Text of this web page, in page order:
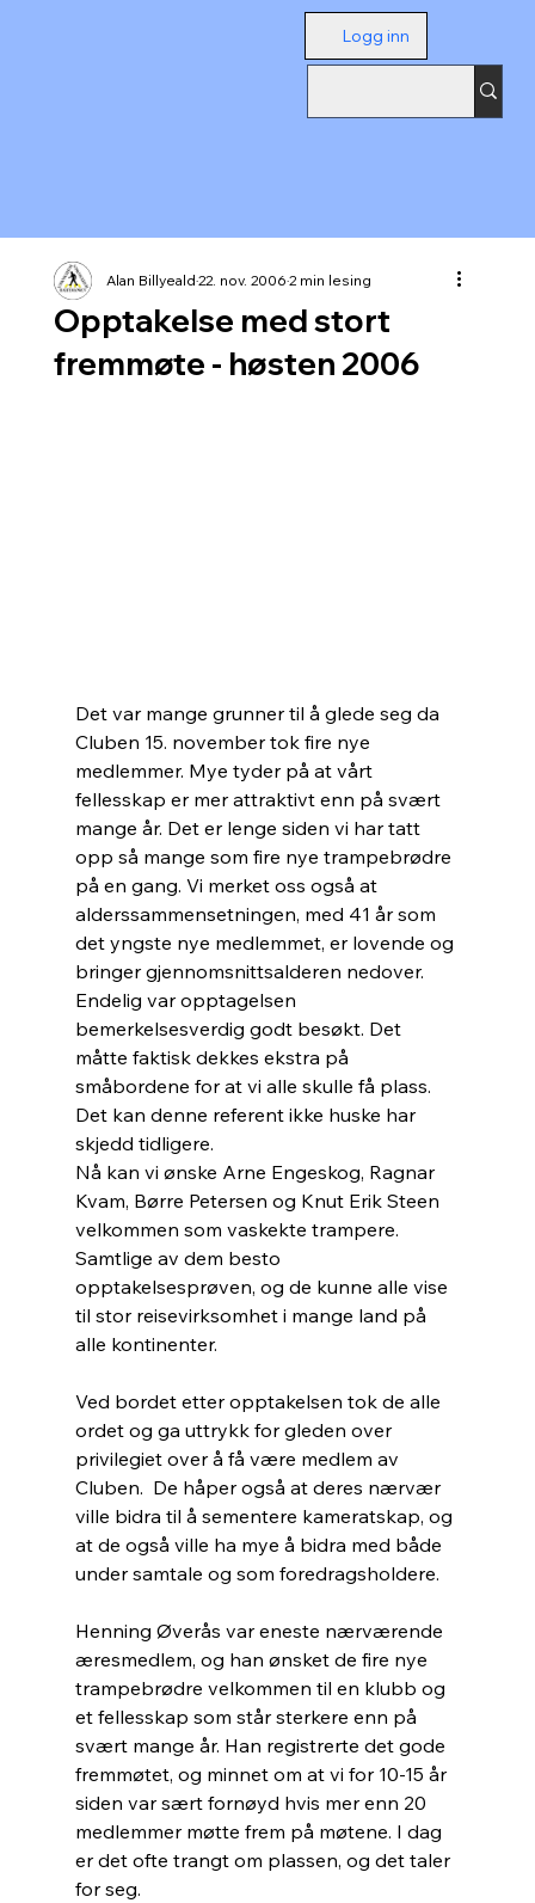
Logg inn
Opptakelse med stort
fremmøte - høsten 2006
Alan Billyeald22. nov. 20062 min lesing
Det var mange grunner til å glede seg da
Cluben 15. november tok fire nye
medlemmer. Mye tyder på at vårt
fellesskap er mer attraktivt enn på svært
mange år. Det er lenge siden vi har tatt
opp så mange som fire nye trampebrødre
på en gang. Vi merket oss også at
alderssammensetningen, med 41 år som
det yngste nye medlemmet, er lovende og
bringer gjennomsnittsalderen nedover.
Endelig var opptagelsen
bemerkelsesverdig godt besøkt. Det
måtte faktisk dekkes ekstra på
småbordene for at vi alle skulle få plass.
Det kan denne referent ikke huske har
skjedd tidligere.
Nå kan vi ønske Arne Engeskog, Ragnar
Kvam, Børre Petersen og Knut Erik Steen
velkommen som vaskekte trampere.
Samtlige av dem besto
opptakelsesprøven, og de kunne alle vise
til stor reisevirksomhet i mange land på
alle kontinenter.
Ved bordet etter opptakelsen tok de alle
ordet og ga uttrykk for gleden over
privilegiet over å få være medlem av
Cluben.  De håper også at deres nærvær
ville bidra til å sementere kameratskap, og
at de også ville ha mye å bidra med både
under samtale og som foredragsholdere.
Henning Øverås var eneste nærværende
æresmedlem, og han ønsket de fire nye
trampebrødre velkommen til en klubb og
et fellesskap som står sterkere enn på
svært mange år. Han registrerte det gode
fremmøtet, og minnet om at vi for 10-15 år
siden var sært fornøyd hvis mer enn 20
medlemmer møtte frem på møtene. I dag
er det ofte trangt om plassen, og det taler
for seg.